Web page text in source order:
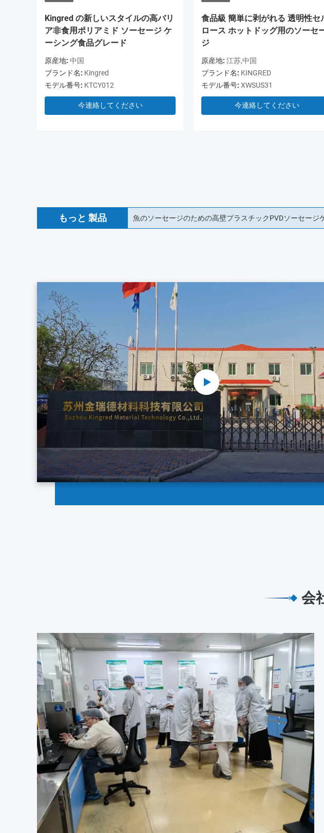
Kingred の新しいスタイルの高バリ
ア非食用ポリアミド ソーセージ ケ
ーシング食品グレード
原産地: 中国
ブランド名: Kingred
モデル番号: KTCY012
今連絡してください
食品級 簡単に剥がれる 透明性セ
ロース ホットドッグ用のソーセ
ジ
原産地: 江苏,中国
ブランド名: KINGRED
モデル番号: XWSUS31
今連絡してください
もっと 製品 18mm 食品級 コラーゲンソーセージ ソーセージ ソーセー
会